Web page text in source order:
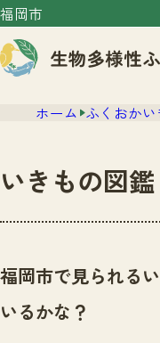
福岡市
センター紹
センター紹
サイトポリ
ニュース
いきものガイ
ホーム ふくおか
いきもの図鑑
福岡市で見られる
いるかな？